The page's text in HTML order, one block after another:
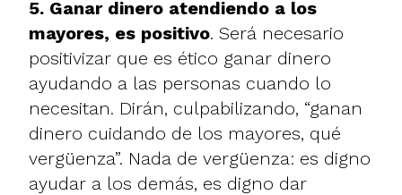
5. Ganar dinero atendiendo a los
mayores, es positivo. Será necesario
positivizar que es ético ganar dinero
ayudando a las personas cuando lo
necesitan. Dirán, culpabilizando, “ganan
dinero cuidando de los mayores, qué
vergüenza”. Nada de vergüenza: es digno
ayudar a los demás, es digno dar